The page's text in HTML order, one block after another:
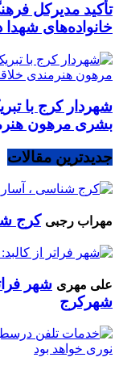
تأکید مدیرکل
خانواده‌های
شهردار کرج با
بشری مرهون
جدیدترین مقالات
مهراب رجبی کرج
علی مهری شهر
شهرکرج